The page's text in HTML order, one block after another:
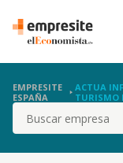
EMPRESITE
ESPAÑA
ACTUA
TURISMO
Buscar